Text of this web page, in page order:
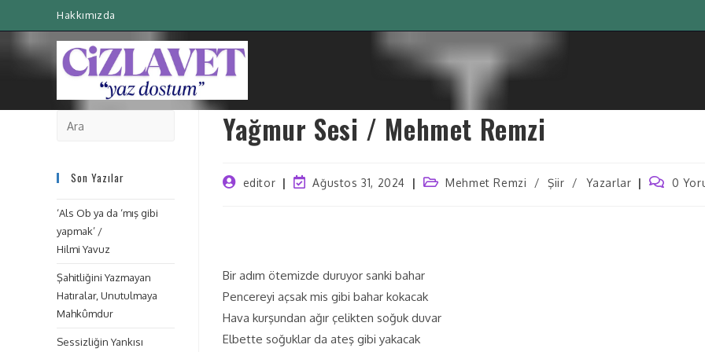
Hakkımızda
Yağmur Sesi / Mehmet Remzi
editor Ağustos 31, 2024 Mehmet Remzi / Şiir / Yazarlar 0
Bir adım ötemizde duruyor sanki bahar
Pencereyi açsak mis gibi bahar kokacak
Hava kurşundan ağır çelikten soğuk duvar
Elbette soğuklar da ateş gibi yakacak
Son Yazılar
‘Als Ob ya da ‘mış gibi
yapmak’ /
Hilmi Yavuz
Şahitliğini Yazmayan
Hatıralar, Unutulmaya
Mahkûmdur
Sessizliğin Yankısı